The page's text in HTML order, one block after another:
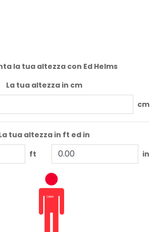
la tua altezza con Ed Helms
La tua altezza in cm
cm
tua altezza in ft ed in
ft
in